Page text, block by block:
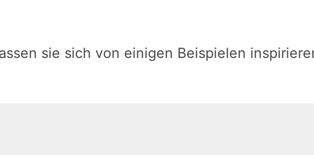
sie sich von einigen Beispielen